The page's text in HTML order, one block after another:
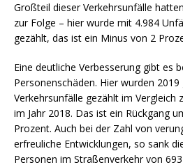
Großteil dieser Verkehrsunfälle
zur Folge – hier wurde mit 4.984
gezählt, das ist ein Minus von 2
Eine deutliche Verbesserung gibt es
Personenschäden. Hier wurden 2019
Verkehrsunfälle gezählt im Vergleich
im Jahr 2018. Das ist ein Rückgang
Prozent. Auch bei der Zahl von
erfreuliche Entwicklungen, so sank
Personen im Straßenverkehr von